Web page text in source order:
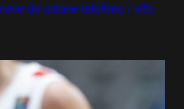
da ostave telefone i više